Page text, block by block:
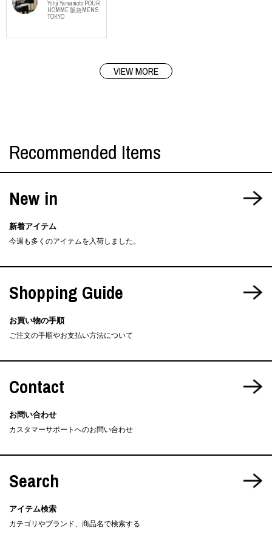
Yohji Yamamoto POUR
HOMME 阪急MEN'S
TOKYO
VIEW MORE
Recommended Items
New in
新着アイテム
今週も多くのアイテムを入荷しました。
Shopping Guide
お買い物の手順
ご注文の手順やお支払い方法について
Contact
お問い合わせ
カスタマーサポートへのお問い合わせ
Search
アイテム検索
カテゴリやブランド、商品名で検索する